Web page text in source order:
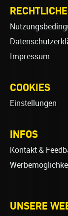
Impressum
COOKIES
Einstellungen
INFOS
Kontakt &
UNSERE